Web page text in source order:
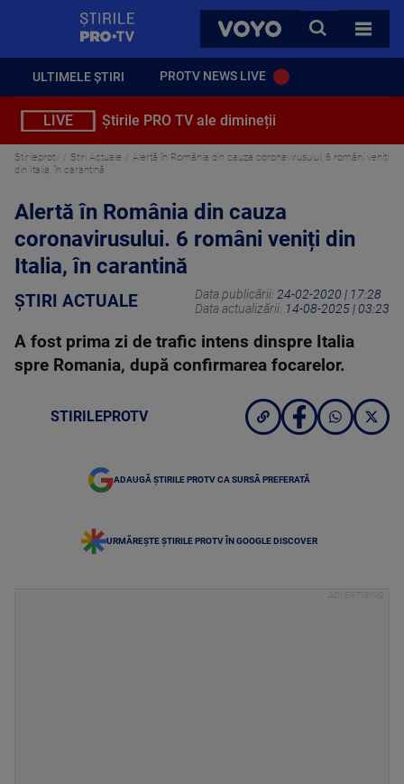
VOYO
CAUTA
TOATE
ULTIMELE ȘTIRI PROTV NEWS LIVE
LIVE Știrile PRO TV ale dimineții
Stirileprotv Știri Actuale
Alertă în România din cauza coronavirusului. 6 români veniți
din Italia, în carantină
Alertă în România din cauza
coronavirusului. 6 români veniți din
Italia, în carantină
ȘTIRI ACTUALE Data publicării: 24-02-2020 | 17:28
Data actualizării: 14-08-2025 | 03:23
A fost prima zi de trafic intens dinspre Italia
spre Romania, după confirmarea focarelor.
STIRILEPROTV
ADAUGĂ ȘTIRILE PROTV CA SURSĂ PREFERATĂ
URMĂREȘTE ȘTIRILE PROTV ÎN GOOGLE DISCOVER